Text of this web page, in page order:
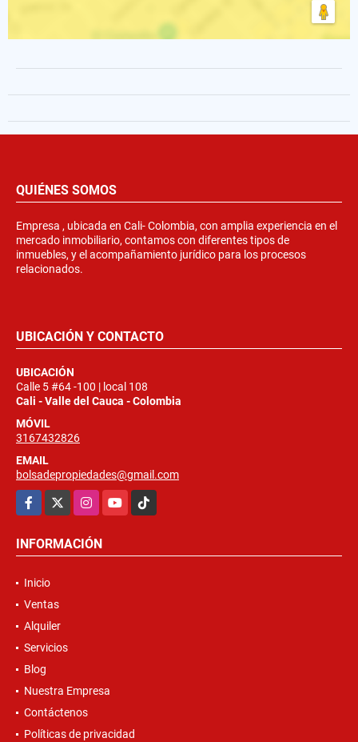
QUIÉNES SOMOS
Empresa , ubicada en Cali- Colombia, con amplia experiencia en el
mercado inmobiliario, contamos con diferentes tipos de
inmuebles, y el acompañamiento jurídico para los procesos
relacionados.
UBICACIÓN Y CONTACTO
UBICACIÓN
Calle 5 #64 -100 | local 108
Cali - Valle del Cauca - Colombia
MÓVIL
3167432826
EMAIL
bolsadepropiedades@gmail.com
Facebook
InstagramYouTubeTikTok
INFORMACIÓN
Inicio
Ventas
Alquiler
Servicios
Blog
Nuestra Empresa
Contáctenos
Políticas de privacidad